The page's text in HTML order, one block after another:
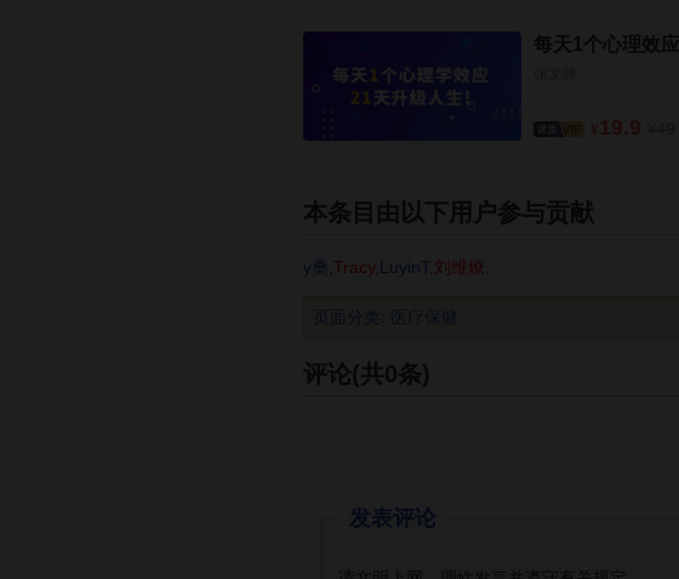
每天1个心理效
本条目由以下用户参与贡献
y桑 Tracy, LuyinT, 刘维燎
页面分类 医疗保健
评论(共0条)
发表评论